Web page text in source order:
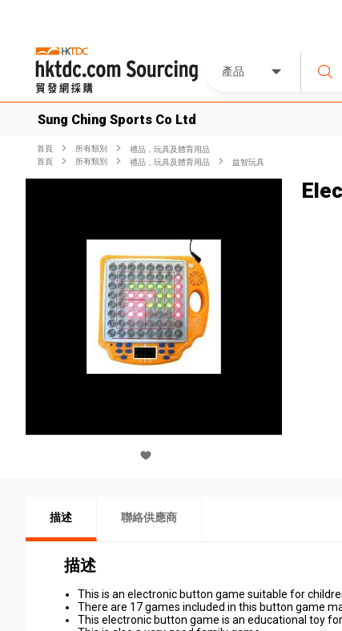
產品
Sung Ching Sports Co Ltd
首頁 所有類別
禮品，玩具及體育用品
首頁
所有類別 禮品，玩具及體育用品 益智玩具
描述 聯絡供應商
描述
This is an electronic button game suitable for
There are 17 games included in this button game
This electronic button game is an educational toy